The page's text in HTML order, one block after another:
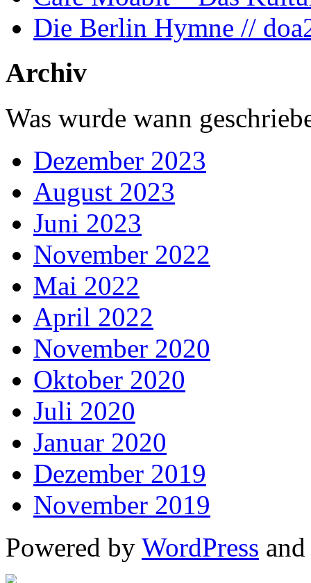
Die Berlin Hymne //
Archiv
Was wurde wann
Dezember 2023
August 2023
Juni 2023
November 2022
Mai 2022
April 2022
November 2020
Oktober 2020
Juli 2020
Januar 2020
Dezember 2019
November 2019
Powered by WordPress